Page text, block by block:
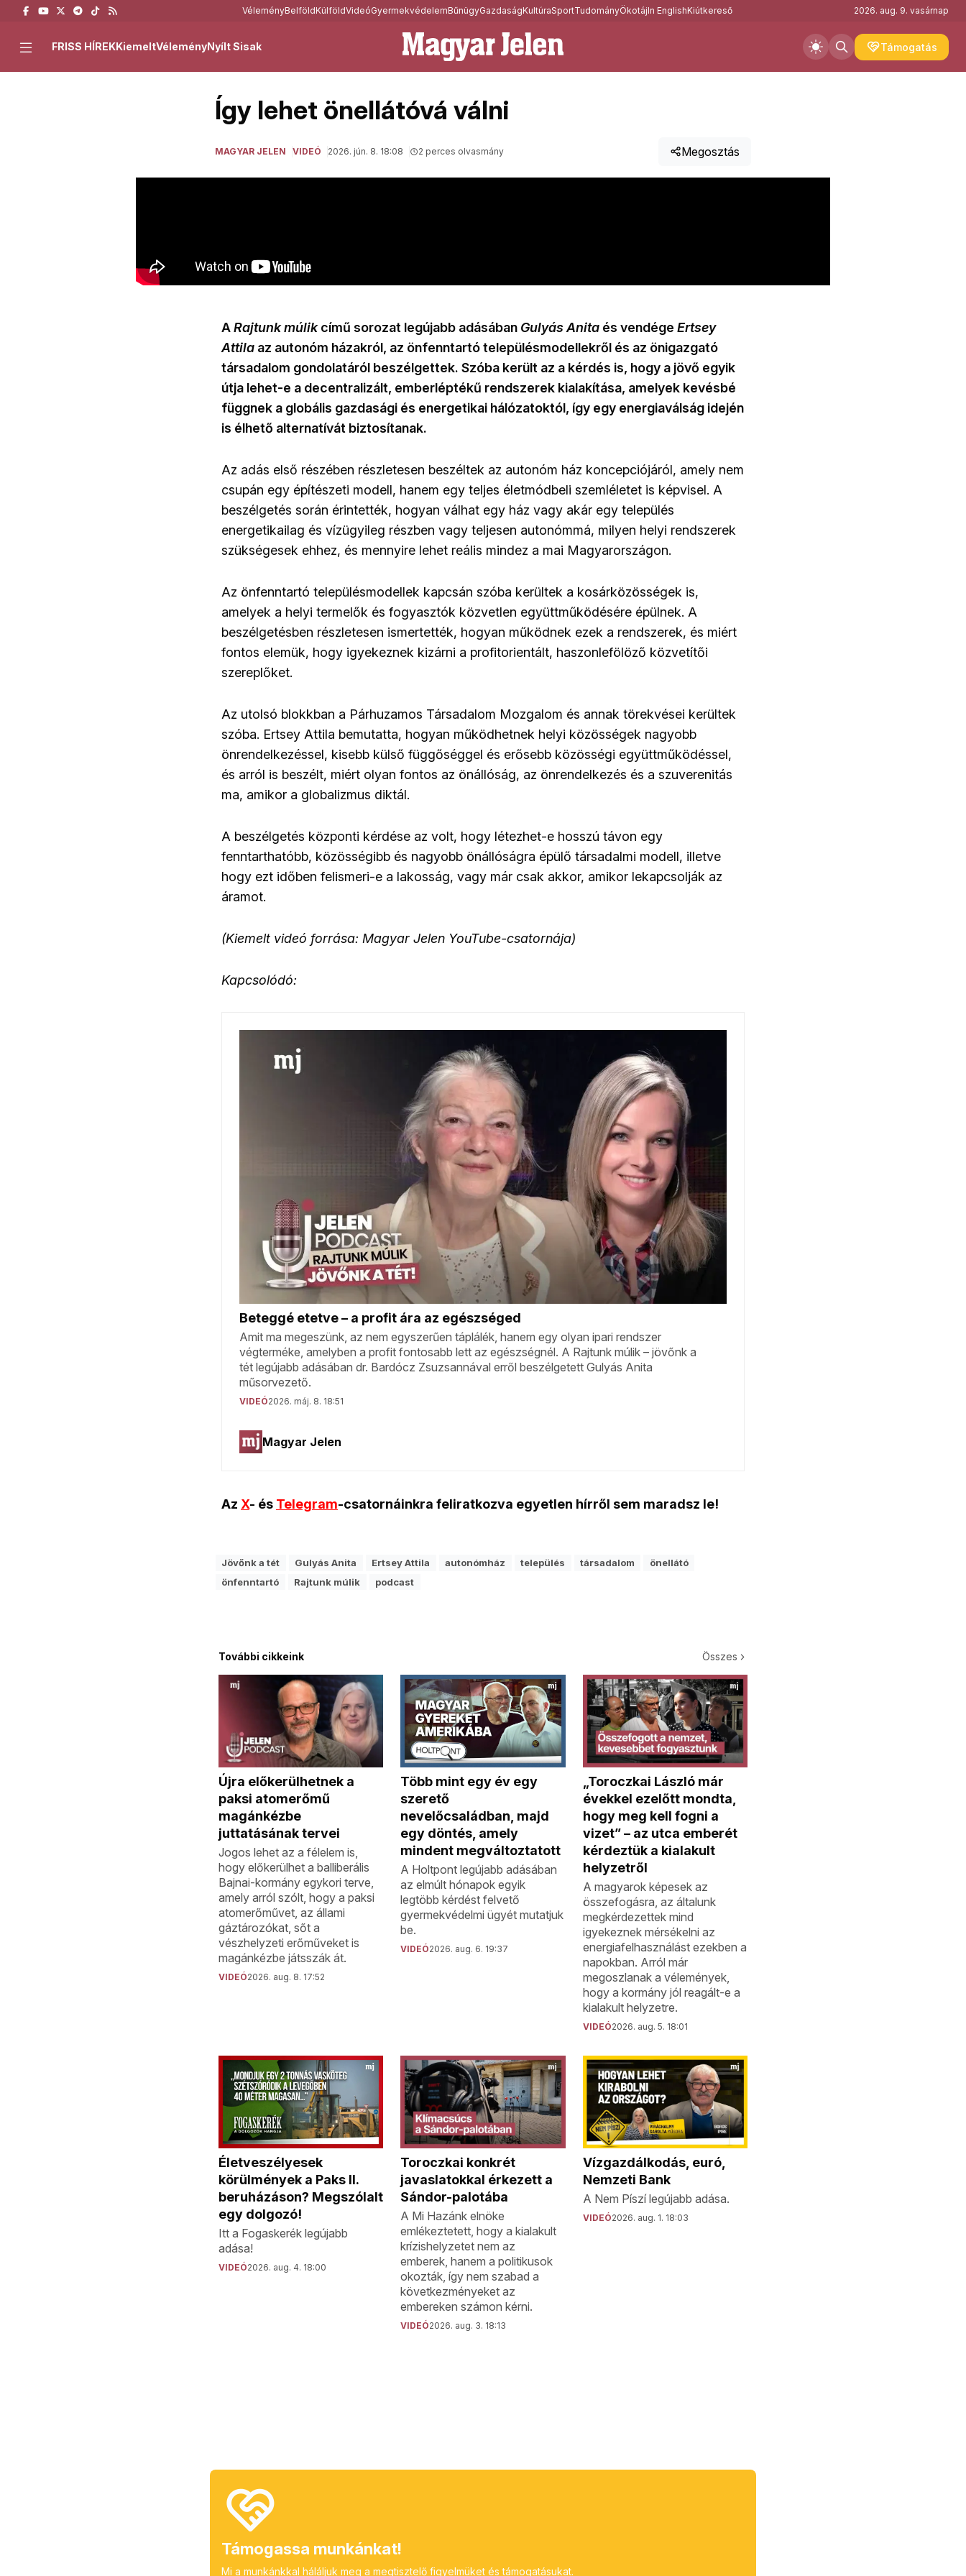
VéleményBelföldKülföldVideóGyermekvédelemBűnügyGazdaságKultúraSportTudományÖkotájIn EnglishKiútkereső 2026. aug. 9. vasárnap
Támogatás
FRISS HÍREKKiemeltVéleményNyílt Sisak
Így lehet önellátóvá válni
MAGYAR JELEN VIDEÓ 2026. jún. 8. 18:08 2 perces olvasmány Megosztás
ARajtunk múlikcímű sorozat legújabb adásában Gulyás Anita és vendége Ertsey
Attila az autonóm házakról, az önfenntartó településmodellekről és az önigazgató
társadalom gondolatáról beszélgettek. Szóba került az a kérdés is, hogy a jövő egyik
útja lehet-e a decentralizált, emberléptékű rendszerek kialakítása, amelyek kevésbé
függnek a globális gazdasági és energetikai hálózatoktól, így egy energiaválság idején
is élhető alternatívát biztosítanak.
Az adás első részében részletesen beszéltek az autonóm ház koncepciójáról, amely nem
csupán egy építészeti modell, hanem egy teljes életmódbeli szemléletet is képvisel. A
beszélgetés során érintették, hogyan válhat egy ház vagy akár egy település
energetikailag és vízügyileg részben vagy teljesen autonómmá, milyen helyi rendszerek
szükségesek ehhez, és mennyire lehet reális mindez a mai Magyarországon.
Az önfenntartó településmodellek kapcsán szóba kerültek a kosárközösségek is,
amelyek a helyi termelők és fogyasztók közvetlen együttműködésére épülnek. A
beszélgetésben részletesen ismertették, hogyan működnek ezek a rendszerek, és miért
fontos elemük, hogy igyekeznek kizárni a profitorientált, haszonlefölöző közvetítői
szereplőket.
Az utolsó blokkban a Párhuzamos Társadalom Mozgalom és annak törekvései kerültek
szóba. Ertsey Attila bemutatta, hogyan működhetnek helyi közösségek nagyobb
önrendelkezéssel, kisebb külső függőséggel és erősebb közösségi együttműködéssel,
és arról is beszélt, miért olyan fontos az önállóság, az önrendelkezés és a szuverenitás
ma, amikor a globalizmus diktál.
A beszélgetés központi kérdése az volt, hogy létezhet-e hosszú távon egy
fenntarthatóbb, közösségibb és nagyobb önállóságra épülő társadalmi modell, illetve
hogy ezt időben felismeri-e a lakosság, vagy már csak akkor, amikor lekapcsolják az
áramot.
(Kiemelt videó forrása: Magyar Jelen YouTube-csatornája)
Kapcsolódó:
Az X- és Telegram-csatornáinkra feliratkozva egyetlen hírről sem maradsz le!
Jövőnk a tét Gulyás Anita Ertsey Attila autonómház település társadalom
önellátó
önfenntartó
Rajtunk múlik podcast
További cikkeink Összes
Újra előkerülhetnek a
paksi atomerőmű
magánkézbe
juttatásának tervei
Jogos lehet az a félelem is,
hogy előkerülhet a balliberális
Bajnai-kormány egykori terve,
amely arról szólt, hogy a paksi
atomerőművet, az állami
gáztározókat, sőt a
vészhelyzeti erőműveket is
magánkézbe játsszák át.
VIDEÓ2026. aug. 8. 17:52
Több mint egy év egy
szerető
nevelőcsaládban, majd
egy döntés, amely
mindent megváltoztatott
A Holtpont legújabb adásában
az elmúlt hónapok egyik
legtöbb kérdést felvető
gyermekvédelmi ügyét mutatjuk
be.
VIDEÓ2026. aug. 6. 19:37
„Toroczkai László már
évekkel ezelőtt mondta,
hogy meg kell fogni a
vizet” – az utca emberét
kérdeztük a kialakult
helyzetről
A magyarok képesek az
összefogásra, az általunk
megkérdezettek mind
igyekeznek mérsékelni az
energiafelhasználást ezekben a
napokban. Arról már
megoszlanak a vélemények,
hogy a kormány jól reagált-e a
kialakult helyzetre.
VIDEÓ2026. aug. 5. 18:01
Életveszélyesek
körülmények a Paks II.
beruházáson? Megszólalt
egy dolgozó!
Itt a Fogaskerék legújabb
adása!
VIDEÓ2026. aug. 4. 18:00
Toroczkai konkrét
javaslatokkal érkezett a
Sándor-palotába
A Mi Hazánk elnöke
emlékeztetett, hogy a kialakult
krízishelyzetet nem az
emberek, hanem a politikusok
okozták, így nem szabad a
következményeket az
embereken számon kérni.
VIDEÓ2026. aug. 3. 18:13
Vízgazdálkodás, euró,
Nemzeti Bank
A Nem Píszí legújabb adása.
VIDEÓ2026. aug. 1. 18:03
Támogassa munkánkat!
Mi a munkánkkal háláljuk meg a megtisztelő figyelmüket és támogatásukat.